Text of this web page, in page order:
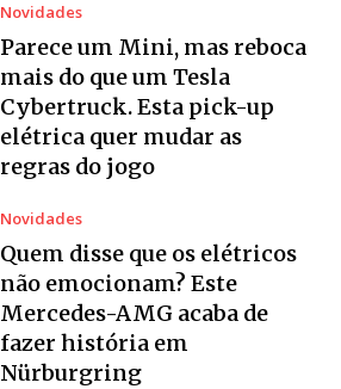
Novidades
Parece um Mini, mas reboca
mais do que um Tesla
Cybertruck. Esta pick-up
elétrica quer mudar as
regras do jogo
Novidades
Quem disse que os elétricos
não emocionam? Este
Mercedes-AMG acaba de
fazer história em
Nürburgring